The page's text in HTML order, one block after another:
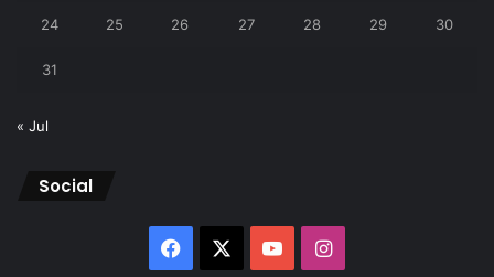
24 25 26 27 28 29 30
31
« Jul
Social
Facebook YouTubeInstagram